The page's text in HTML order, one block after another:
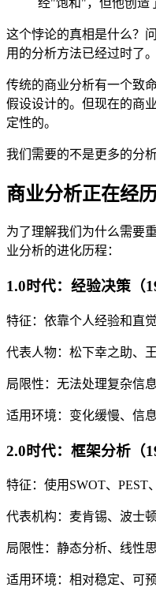
这个悖论的真相是什么？
用的分析方法已经过时了。
传统的商业分析有一个致
假设设计的。但现在的商
定性的。
我们需要的不是更多的分
商业分析正在经
为了理解我们为什么需要
业分析的进化历程：
1.0时代：经验决策（
特征：依靠个人经验和直觉
代表人物：松下幸之助、
局限性：无法处理复杂信
适用环境：变化缓慢、信
2.0时代：框架分析（
特征：使用SWOT、PEST
代表机构：麦肯锡、波士
局限性：静态分析、线性
适用环境：相对稳定、可